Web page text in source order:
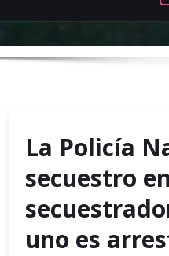
La Policía
secuestro
uno es